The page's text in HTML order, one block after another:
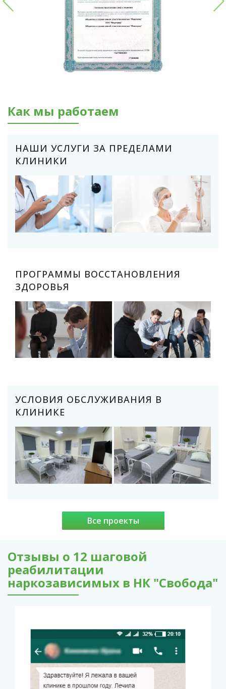
Как мы работаем
НАШИ УСЛУГИ ЗА ПРЕДЕЛАМИ
КЛИНИКИ
ПРОГРАММЫ ВОССТАНОВЛЕНИЯ
ЗДОРОВЬЯ
УСЛОВИЯ ОБСЛУЖИВАНИЯ В
КЛИНИКЕ
Все проекты
Отзывы о 12 шаговой
реабилитации
наркозависимых в НК "Свобода"